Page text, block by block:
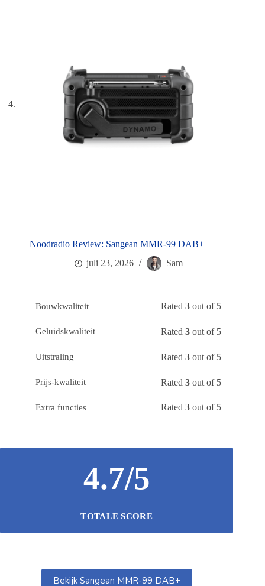
Noodradio Review: Sangean MMR-99 DAB+
juli 23, 2026
Sam
Bouwkwaliteit Rated3 out of 5
Geluidskwaliteit Rated3 out of 5
Uitstraling Rated3 out of 5
Prijs-kwaliteit Rated3 out of 5
Extra functies Rated3 out of 5
4.7/5
TOTALE SCORE
Bekijk Sangean MMR-99 DAB+